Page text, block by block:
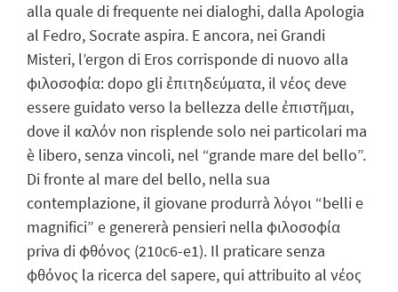
alla quale di frequente nei dialoghi, dalla Apologia
al Fedro, Socrate aspira. E ancora, nei Grandi
Misteri, l’ergon di Eros corrisponde di nuovo alla
φιλοσοφία: dopo gli ἐπιτηδεύματα, il νέος deve
essere guidato verso la bellezza delle ἐπιστῆμαι,
dove il καλόν non risplende solo nei particolari ma
è libero, senza vincoli, nel “grande mare del bello”.
Di fronte al mare del bello, nella sua
contemplazione, il giovane produrrà λόγοι “belli e
magnifici” e genererà pensieri nella φιλοσοφία
priva di φθόνος (210c6-e1). Il praticare senza
φθόνος la ricerca del sapere, qui attribuito al νέος